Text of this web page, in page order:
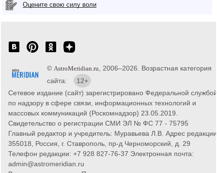
Оцените свою силу воли
© AstroMeridian.ru , 2006–2026. Возрастная категория
сайта:
12+
Сетевое издание (сайт) зарегистрировано Федеральной службой
по надзору в сфере связи, информационных технологий и
массовых коммуникаций (Роскомнадзор) 23.05.2019.
Свидетельство о регистрации СМИ ЭЛ № ФС 77 - 75795
Главный редактор и учредитель: Муравьева Л.В. Адрес
355018, Россия, г. Ставрополь, пр-д Черноморский, д. 29
Телефон редакции: +7 928 827-76-37 Электронная почта:
admin@astromeridian.ru